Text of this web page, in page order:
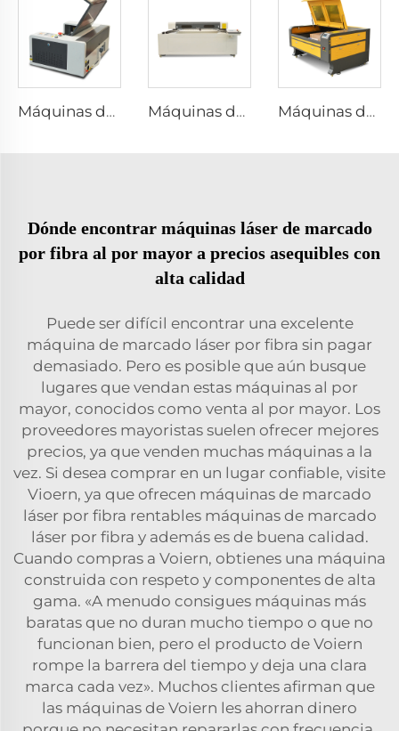
Máquinas de grabado y corte por láser 3020 Máquinas de grabado y corte por láser 1530 Máquinas de grabado y corte por láser 1310
Dónde encontrar máquinas láser de marcado
por fibra al por mayor a precios asequibles con
alta calidad
Puede ser difícil encontrar una excelente
máquina de marcado láser por fibra sin pagar
demasiado. Pero es posible que aún busque
lugares que vendan estas máquinas al por
mayor, conocidos como venta al por mayor. Los
proveedores mayoristas suelen ofrecer mejores
precios, ya que venden muchas máquinas a la
vez. Si desea comprar en un lugar confiable, visite
Vioern, ya que ofrecen máquinas de marcado
láser por fibra rentables máquinas de marcado
láser por fibra y además es de buena calidad.
Cuando compras a Voiern, obtienes una máquina
construida con respeto y componentes de alta
gama. «A menudo consigues máquinas más
baratas que no duran mucho tiempo o que no
funcionan bien, pero el producto de Voiern
rompe la barrera del tiempo y deja una clara
marca cada vez». Muchos clientes afirman que
las máquinas de Voiern les ahorran dinero